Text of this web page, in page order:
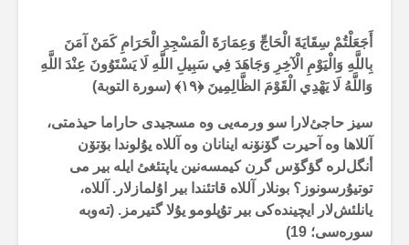
أَجَعَلْتُمْ سِقَايَةَ الْحَاجِّ وَعِمَارَةَ الْمَسْجِدِ الْحَرَامِ كَمَنْ آمَنَ
بِاللَّهِ وَالْيَوْمِ الْآخِرِ وَجَاهَدَ فِي سَبِيلِ اللَّهِ لَا يَسْتَوُونَ عِنْدَ اللَّهِ
وَاللَّهُ لَا يَهْدِي الْقَوْمَ الظَّالِمِينَ﴿۱۹﴾ (سورة التوبة)
سیز حاجئ‌لارا سو ورمەیی وە مسجیدی حاراما حیذمتی،
آللاها وە آحیرت گۆنۆنە اینانان وە آللاە یۇلوندا بۆتۆن
أنگل‌لرە گؤگۆس گرن کیمسەنین یاپتئغئ ایلە بیر می
توتیۇرسونوز؟ بونلار آللاە قاتئندا بیر اۇلمازلار. آللاە،
یانلئش‌لار ایچیندەکی بیر تۇپلومو یۇلا گتیرمز. (تەوبە
سورەسی؛ 19)